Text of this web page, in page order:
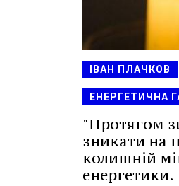
ІВАН ПЛАЧКОВ
ЕНЕРГЕТИЧНА
"Протягом
зникати на
колишній
енергетики.